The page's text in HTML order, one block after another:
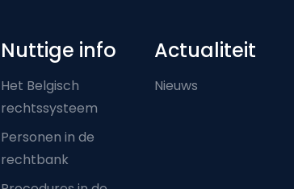
Nuttige info
Het Belgisch
rechtssysteem
Personen in de
rechtbank
Actualiteit
Nieuws